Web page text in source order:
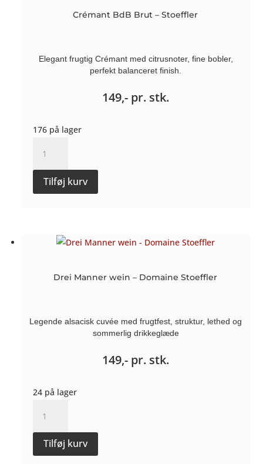
Crémant BdB Brut – Stoeffler
Elegant frugtig Crémant med citrusnoter, fine bobler,
perfekt balanceret finish.
149,- pr. stk.
176 på lager
BdB
-
Tilføj kurv
Drei Manner wein – Domaine Stoeffler
Legende alsacisk cuvée med frugtfest, struktur, lethed og
sommerlig drikkeglæde
149,- pr. stk.
24 på lager
Manner
wein
-
Tilføj kurv